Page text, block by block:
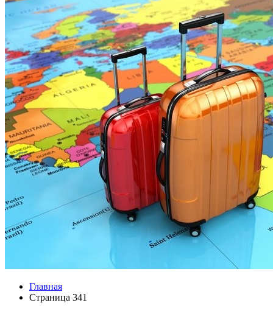
Главная
Страница 341